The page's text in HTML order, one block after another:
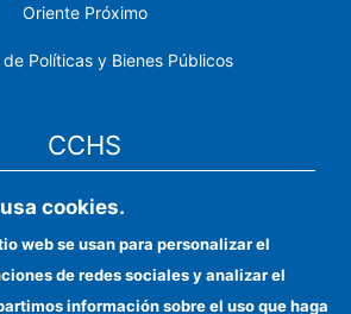
Oriente Próximo
Políticas y Bienes Públicos
CCHS
Sede electrónica CSIC
institucional
para proveedores
cookies.
web se usan para personalizar el
de redes sociales y analizar el
información sobre el uso que haga